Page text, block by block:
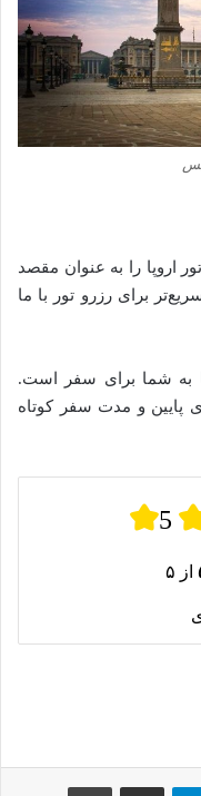
اروپا را به عنوان مقصد
برای رزرو تور با ما
ما به شما برای سفر است.
پایین و مدت سفر کوتاه
5
از ۵
تلگرام اشتراک گذاری از طریق ایمیل چاپ